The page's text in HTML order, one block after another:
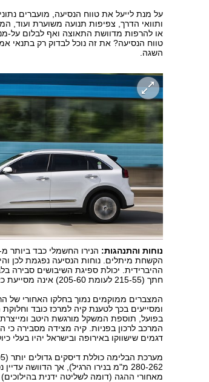
על מנת לייעל את טווח הנסיעה, מועברים
ותוואי הדרך, צפיפות תנועה משוערת ועוד,
או להרפות מדוושת התאוצה ואף לבלום על-
טווח הנסיעה? את זה נוכל לבדוק רק בתנאי
השגה.
נוחות והתנהגות:
הקשחת מיתלים. נוחות הנסיעה נפגמת לכן
ההיברידית. יכולת ספיגת השיבושים סבירה
חתך (215-55 לעומת 205-60) אינה מסייעת כאן.
המצברים ממוקמים נמוך בחלקו האחורי של
ומסייעים בכך לטענת קיה למרכז כובד
בפועל, תוספת המשקל מורגשת היטב
המרכב לרכון בפניות. קיה מצידה מסבירה כי
דגמים שישווקו באירופה ובישראל יהיו בעלי
280-262 מ"מ בנירו הרגיל), אך הדוושה
מאחורי ההגה (דומה לשליטה ידנית